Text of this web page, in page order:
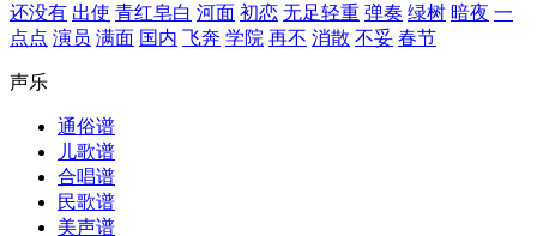
还没有 出使 青红皂白 河面 初恋 无足轻重 弹奏 绿树 暗夜 一
点点 演员 满面 国内 飞奔 学院 再不 消散 不妥 春节
声乐
通俗谱
儿歌谱
合唱谱
民歌谱
美声谱